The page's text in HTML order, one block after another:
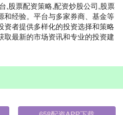
,股票配资策略,配资炒股公司,股票
和经验。平台与多家券商、基金等
资者提供多样化的投资选择和策略
取最新的市场资讯和专业的投资建